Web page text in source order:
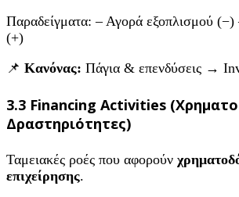
Παραδείγματα: – Αγορά εξοπλισμού
(+)
📌 Κανόνας: Πάγια & επενδύσεις →
3.3 Financing Activities
Δραστηριότητες)
Ταμειακές ροές που αφορούν
επιχείρησης.